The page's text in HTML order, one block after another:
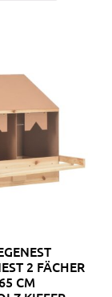
2 FÄCHER
CM